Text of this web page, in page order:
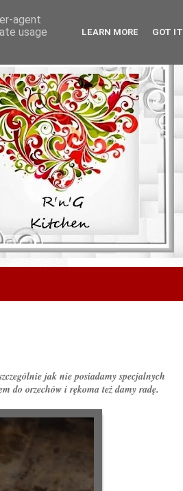
jak nie posiadamy specjalnych
do orzechów i rękoma też damy radę.
agent
usage
LEARN MORE GOT IT